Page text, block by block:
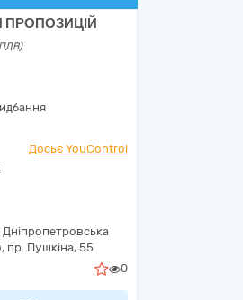
ПРОПОЗИЦІЙ
Досьє YouControl
Дніпропетровська
пр. Пушкіна, 55
0